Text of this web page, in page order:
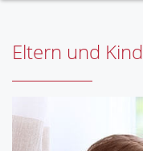
Eltern und Kind